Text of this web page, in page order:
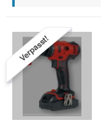
Verpasst!